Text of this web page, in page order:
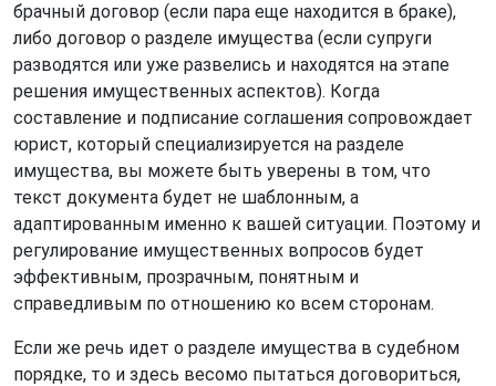
брачный договор (если пара еще находится в браке),
либо договор о разделе имущества (если супруги
разводятся или уже развелись и находятся на этапе
решения имущественных аспектов). Когда
составление и подписание соглашения сопровождает
юрист, который специализируется на разделе
имущества, вы можете быть уверены в том, что
текст документа будет не шаблонным, а
адаптированным именно к вашей ситуации. Поэтому и
регулирование имущественных вопросов будет
эффективным, прозрачным, понятным и
справедливым по отношению ко всем сторонам.
Если же речь идет о разделе имущества в судебном
порядке, то и здесь весомо пытаться договориться,